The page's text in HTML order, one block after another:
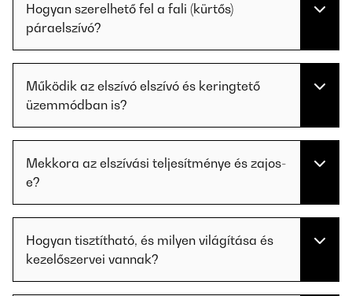
Hogyan szerelhető fel a fali (kürtős)
páraelszívó?
Működik az elszívó elszívó és keringtető
üzemmódban is?
Mekkora az elszívási teljesítménye és zajos-
e?
Hogyan tisztítható, és milyen világítása és
kezelőszervei vannak?